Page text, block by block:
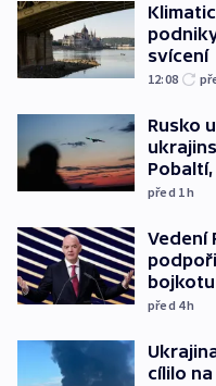
svícení
12:08
Rusko
před 1h
Vedení
bojkotu
před 4h
cílilo